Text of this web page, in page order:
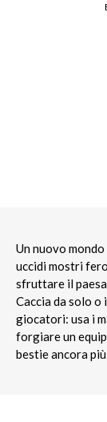
Un nuovo
uccidi mostri
sfruttare il
Caccia da solo
giocatori: usa i
forgiare un
bestie ancora